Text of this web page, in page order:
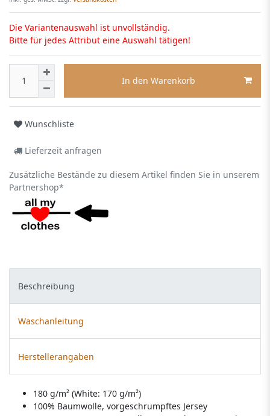
Die Variantenauswahl ist unvollständig.
Bitte für jedes Attribut eine Auswahl tätigen!
In den Warenkorb
Wunschliste
Lieferzeit anfragen
Zusätzliche Bestände zu diesem Artikel finden Sie in unserem
Partnershop*
Beschreibung
Waschanleitung
Herstellerangaben
180 g/m² (White: 170 g/m²)
100% Baumwolle, vorgeschrumpftes Jersey